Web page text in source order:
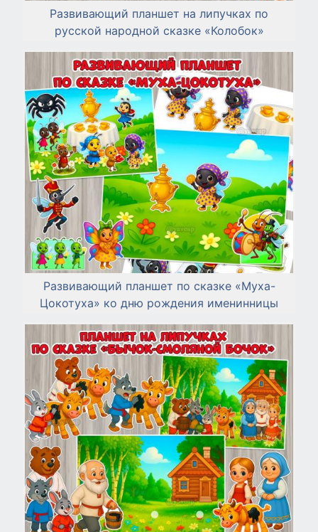
Развивающий планшет на липучках по
русской народной сказке «Колобок»
Развивающий планшет по сказке «Муха-
Цокотуха» ко дню рождения именинницы